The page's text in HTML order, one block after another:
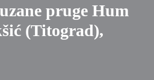
pruge Hum
(Titograd),